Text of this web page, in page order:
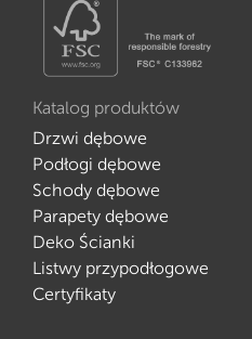
Katalog produktów
Drzwi dębowe
Podłogi dębowe
Schody dębowe
Parapety dębowe
Deko Ścianki
Listwy przypodłogowe
Certyfikaty